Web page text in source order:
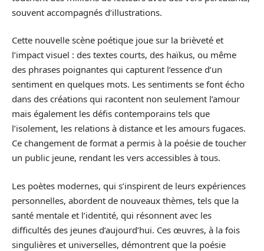
souvent accompagnés d’illustrations.
Cette nouvelle scène poétique joue sur la brièveté et
l’impact visuel : des textes courts, des haïkus, ou même
des phrases poignantes qui capturent l’essence d’un
sentiment en quelques mots. Les sentiments se font écho
dans des créations qui racontent non seulement l’amour
mais également les défis contemporains tels que
l’isolement, les relations à distance et les amours fugaces.
Ce changement de format a permis à la poésie de toucher
un public jeune, rendant les vers accessibles à tous.
Les poètes modernes, qui s’inspirent de leurs expériences
personnelles, abordent de nouveaux thèmes, tels que la
santé mentale et l’identité, qui résonnent avec les
difficultés des jeunes d’aujourd’hui. Ces œuvres, à la fois
singulières et universelles, démontrent que la poésie